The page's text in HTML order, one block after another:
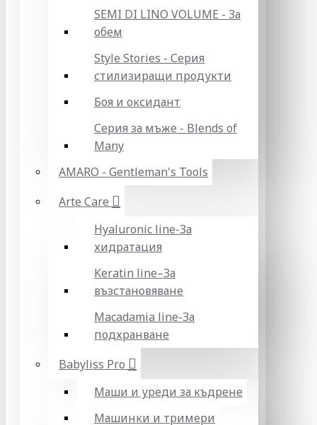
SEMI DI LINO VOLUME - За
обем
Style Stories - Серия
стилизиращи продукти
Боя и оксидант
Серия за мъже - Blends of
Many
AMARO - Gentleman's Tools
Arte Care
Hyaluronic line-За
хидратация
Keratin line–За
възстановяване
Macadamia line-За
подхранване
Babyliss Pro
Маши и уреди за къдрене
Машинки и тримери